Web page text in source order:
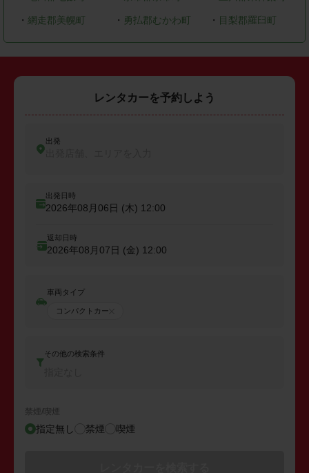
・ 網走郡美幌町 ・ 勇払郡むかわ町 ・ 目梨郡羅臼町
レンタカーを予約しよう
出発
出発日時
2026年08月06日 (木) 12:00
返却日時
2026年08月07日 (金) 12:00
車両タイプ
コンパクトカー
その他の検索条件
禁煙/喫煙
指定無し 禁煙 喫煙